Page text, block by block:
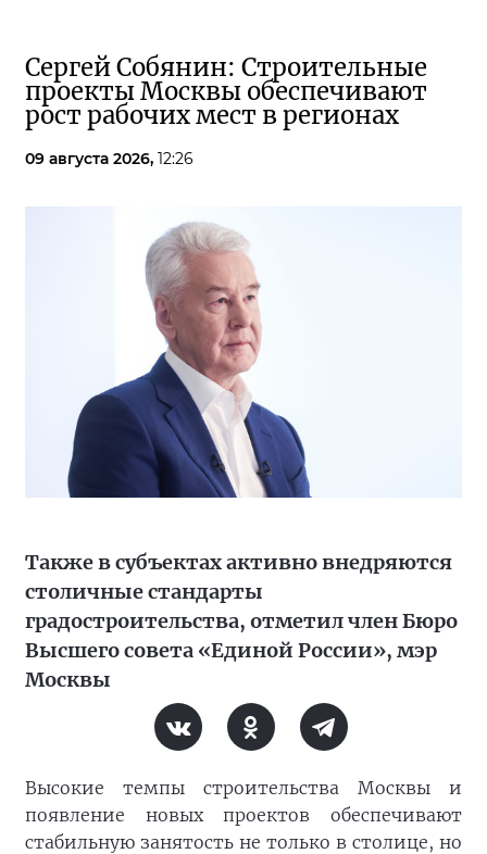
Сергей Собянин: Строительные
проекты Москвы обеспечивают
рост рабочих мест в регионах
09 августа 2026, 12:26
Также в субъектах активно внедряются
столичные стандарты
градостроительства, отметил член Бюро
Высшего совета «Единой России», мэр
Москвы
Высокие темпы строительства Москвы и
появление новых проектов обеспечивают
стабильную занятость не только в столице, но